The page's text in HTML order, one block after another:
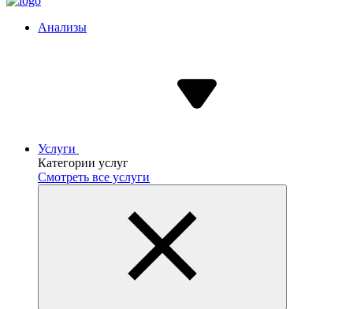
Анализы
Услуги
Категории услуг
Смотреть все услуги